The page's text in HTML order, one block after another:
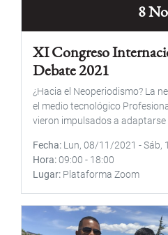
8
XI Congreso
Debate 2021
¿Hacia el Neoperiodismo? La
el medio tecnológico
vieron impulsados a adaptarse
Fecha Lun, 08/11/2021 -Sáb,
Hora 09:00 - 18:00
Lugar Plataforma Zoom